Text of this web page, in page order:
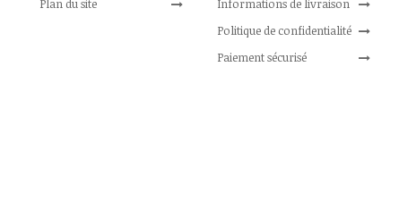
Plan du site
Informations de livraison
Politique de confidentialité
Paiement sécurisé